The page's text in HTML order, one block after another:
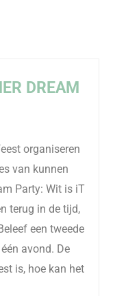
DREAM
organiseren
van kunnen
Party: Wit is iT
terug in de tijd,
een tweede
avond. De
is, hoe kan het